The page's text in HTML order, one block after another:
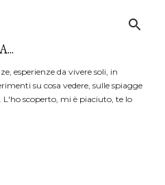
esperienze da vivere soli, in
su cosa vedere, sulle spiagge
L'ho scoperto, mi è piaciuto, te lo